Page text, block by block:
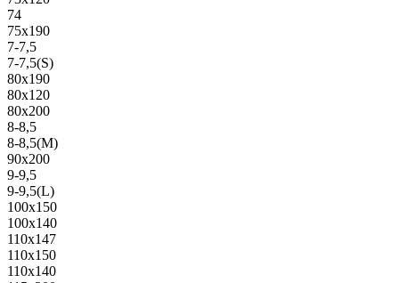
74
75х190
7-7,5
7-7,5(S)
80х190
80х120
80х200
8-8,5
8-8,5(M)
90х200
9-9,5
9-9,5(L)
100х150
100х140
110х147
110х150
110х140